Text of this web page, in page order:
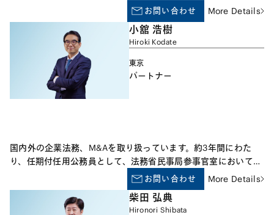
ビスを提供します。また、近時のM&A案件においては、会社法・
金融商品取引法等の企業法の観点だけからではなく、資金調達・
資本政策等のファイナンス法の観点からも充実かつ安定したアド
バイスを総合的に提供することが求められており、企業法とファ
イナンス法のハイブリッドなM&A/投資ファイナンス分野での案
件処理に精通しています。
お問い合わせ More Details
小舘 浩樹
Hiroki Kodate
東京
パートナー
国内外の企業法務、M&Aを取り扱っています。約3年間にわた
り、任期付任用公務員として、法務省民事局参事官室において会
社法の企画･立案に従事した経験があります。経済産業省「企業
買収における行動指針」の策定に係る同省「公正な買収の在り方
に関する研究会」の委員を務めています。
お問い合わせ More Details
柴田 弘典
Hironori Shibata